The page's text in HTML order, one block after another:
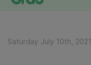
Saturday July 10th, 2021